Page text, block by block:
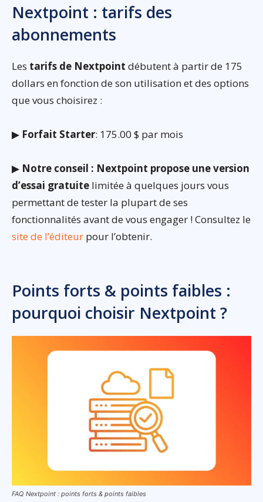
Nextpoint : tarifs des
abonnements
Les tarifs de Nextpoint débutent à partir de 175
dollars en fonction de son utilisation et des options
que vous choisirez :
▶ Forfait Starter: 175.00 $ par mois
▶ Notre conseil : Nextpoint propose une version
d’essai gratuite limitée à quelques jours vous
permettant de tester la plupart de ses
fonctionnalités avant de vous engager ! Consultez le
site de l’éditeur pour l’obtenir.
Points forts & points faibles :
pourquoi choisir Nextpoint ?
FAQ Nextpoint : points forts & points faibles